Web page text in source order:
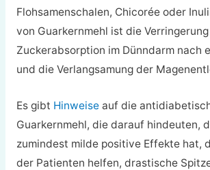
Flohsamenschalen, Chicorée oder
von Guarkernmehl ist die
Zuckerabsorption im Dünndarm nach
und die Verlangsamung der
Es gibt Hinweiseauf die
Guarkernmehl, die darauf hindeuten,
zumindest milde positive Effekte hat,
der Patienten helfen, drastische